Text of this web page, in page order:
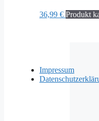
36,99 € Produkt
Impressum